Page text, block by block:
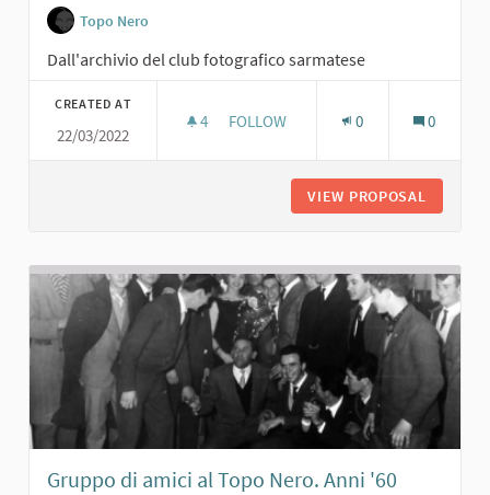
Topo Nero
Dall'archivio del club fotografico sarmatese
CREATED AT
22/03/2022
4 4 FOLLOWERS
FOLLOW 0 0
VIEW PROPOSAL
Gruppo di amici al Topo Nero. Anni '60